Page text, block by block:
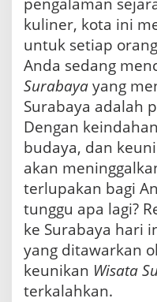
kuliner, kota ini
untuk setiap
Anda sedang
Surabayayang
Surabaya adalah
Dengan
budaya, dan
akan
terlupakan bagi
tunggu apa lagi?
ke Surabaya hari
yang ditawarkan
keunikan Wisata
terkalahkan.